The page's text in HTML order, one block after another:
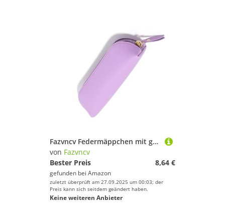
Fazvncv Federmäppchen mit großem Fassungsvermögen, ästhetisches Etui, Stiftetui, PU-Leder, Schule, Bürobedarf, ästhetische Tasche mit großer Kapazität, violett
von Fazvncv
Bester Preis
8,64 €
gefunden bei Amazon
zuletzt überprüft am 27.09.2025 um 00:03; der
Preis kann sich seitdem geändert haben.
Keine weiteren Anbieter